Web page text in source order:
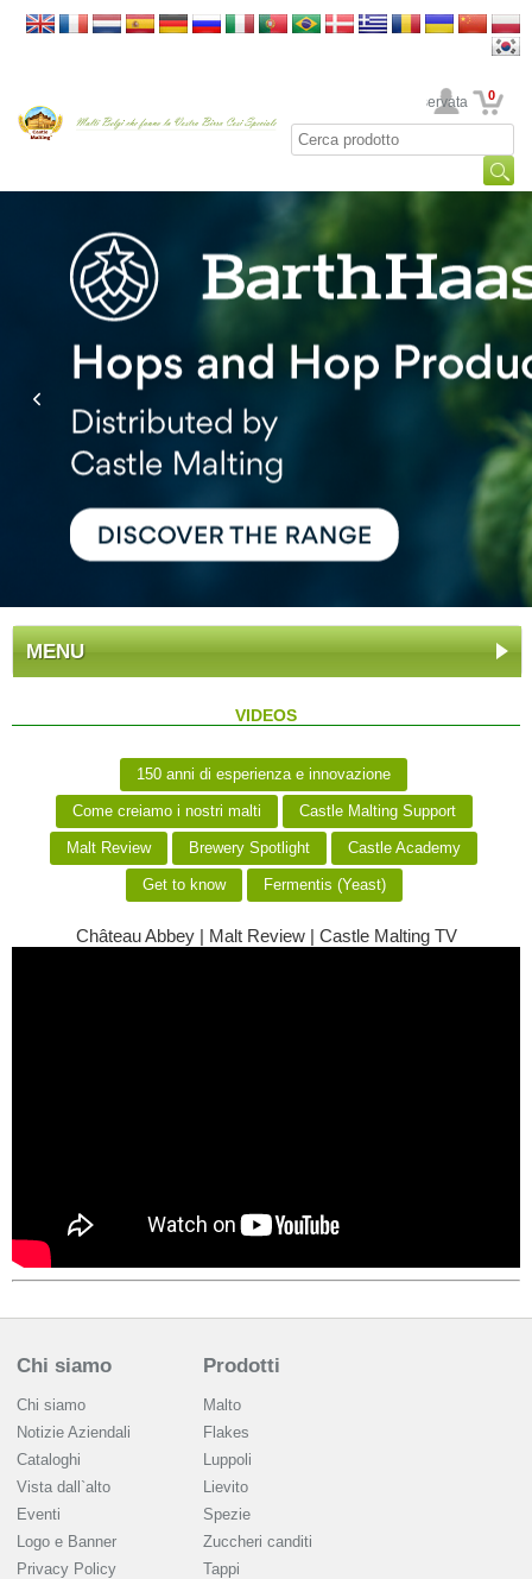
La sua area riservata 0
MENU
VIDEOS
150 anni di esperienza e innovazione
Come creiamo i nostri malti Castle Malting Support
Malt Review Brewery Spotlight Castle Academy
Get to know Fermentis (Yeast)
Château Abbey | Malt Review | Castle Malting TV
Chi siamo
Chi siamo
Notizie Aziendali
Cataloghi
Vista dall`alto
Eventi
Logo e Banner
Privacy Policy
Prodotti
Malto
Flakes
Luppoli
Lievito
Spezie
Zuccheri canditi
Tappi